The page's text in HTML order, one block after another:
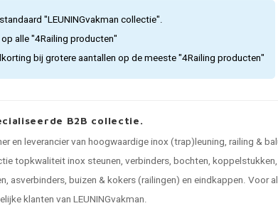
"LEUNINGvakman collectie".
alle "4Railing producten"
bij grotere aantallen op de meeste "4Railing producten"
B2B collectie.
en leverancier van hoogwaardige inox (trap)leuning, railing &
topkwaliteit inox steunen, verbinders, bochten,
asverbinders, buizen & kokers (railingen) en eindkappen. Voor
klanten van LEUNINGvakman.